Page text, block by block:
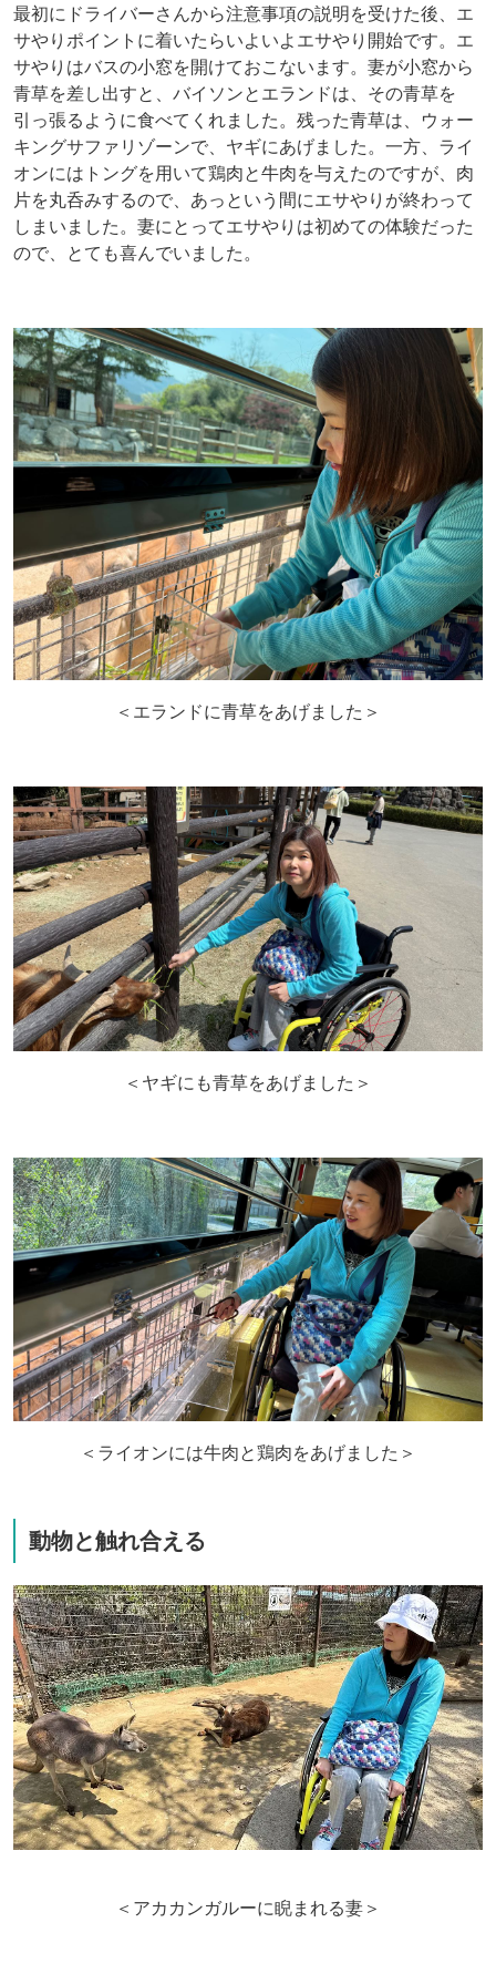
最初にドライバーさんから注意事項の説明を受けた後、エ
サやりポイントに着いたらいよいよエサやり開始です。エ
サやりはバスの小窓を開けておこないます。妻が小窓から
青草を差し出すと、バイソンとエランドは、その青草を
引っ張るように食べてくれました。残った青草は、ウォー
キングサファリゾーンで、ヤギにあげました。一方、ライ
オンにはトングを用いて鶏肉と牛肉を与えたのですが、肉
片を丸呑みするので、あっという間にエサやりが終わって
しまいました。妻にとってエサやりは初めての体験だった
ので、とても喜んでいました。
＜エランドに青草をあげました＞
＜ヤギにも青草をあげました＞
＜ライオンには牛肉と鶏肉をあげました＞
動物と触れ合える
＜アカカンガルーに睨まれる妻＞